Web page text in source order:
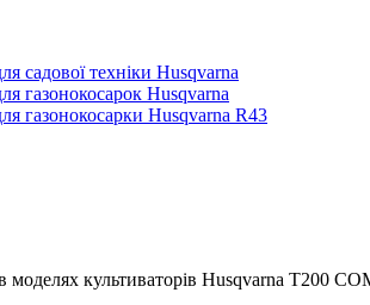
садової техніки Husqvarna
газонокосарок Husqvarna
газонокосарки Husqvarna R43
моделях культиваторів Husqvarna T200